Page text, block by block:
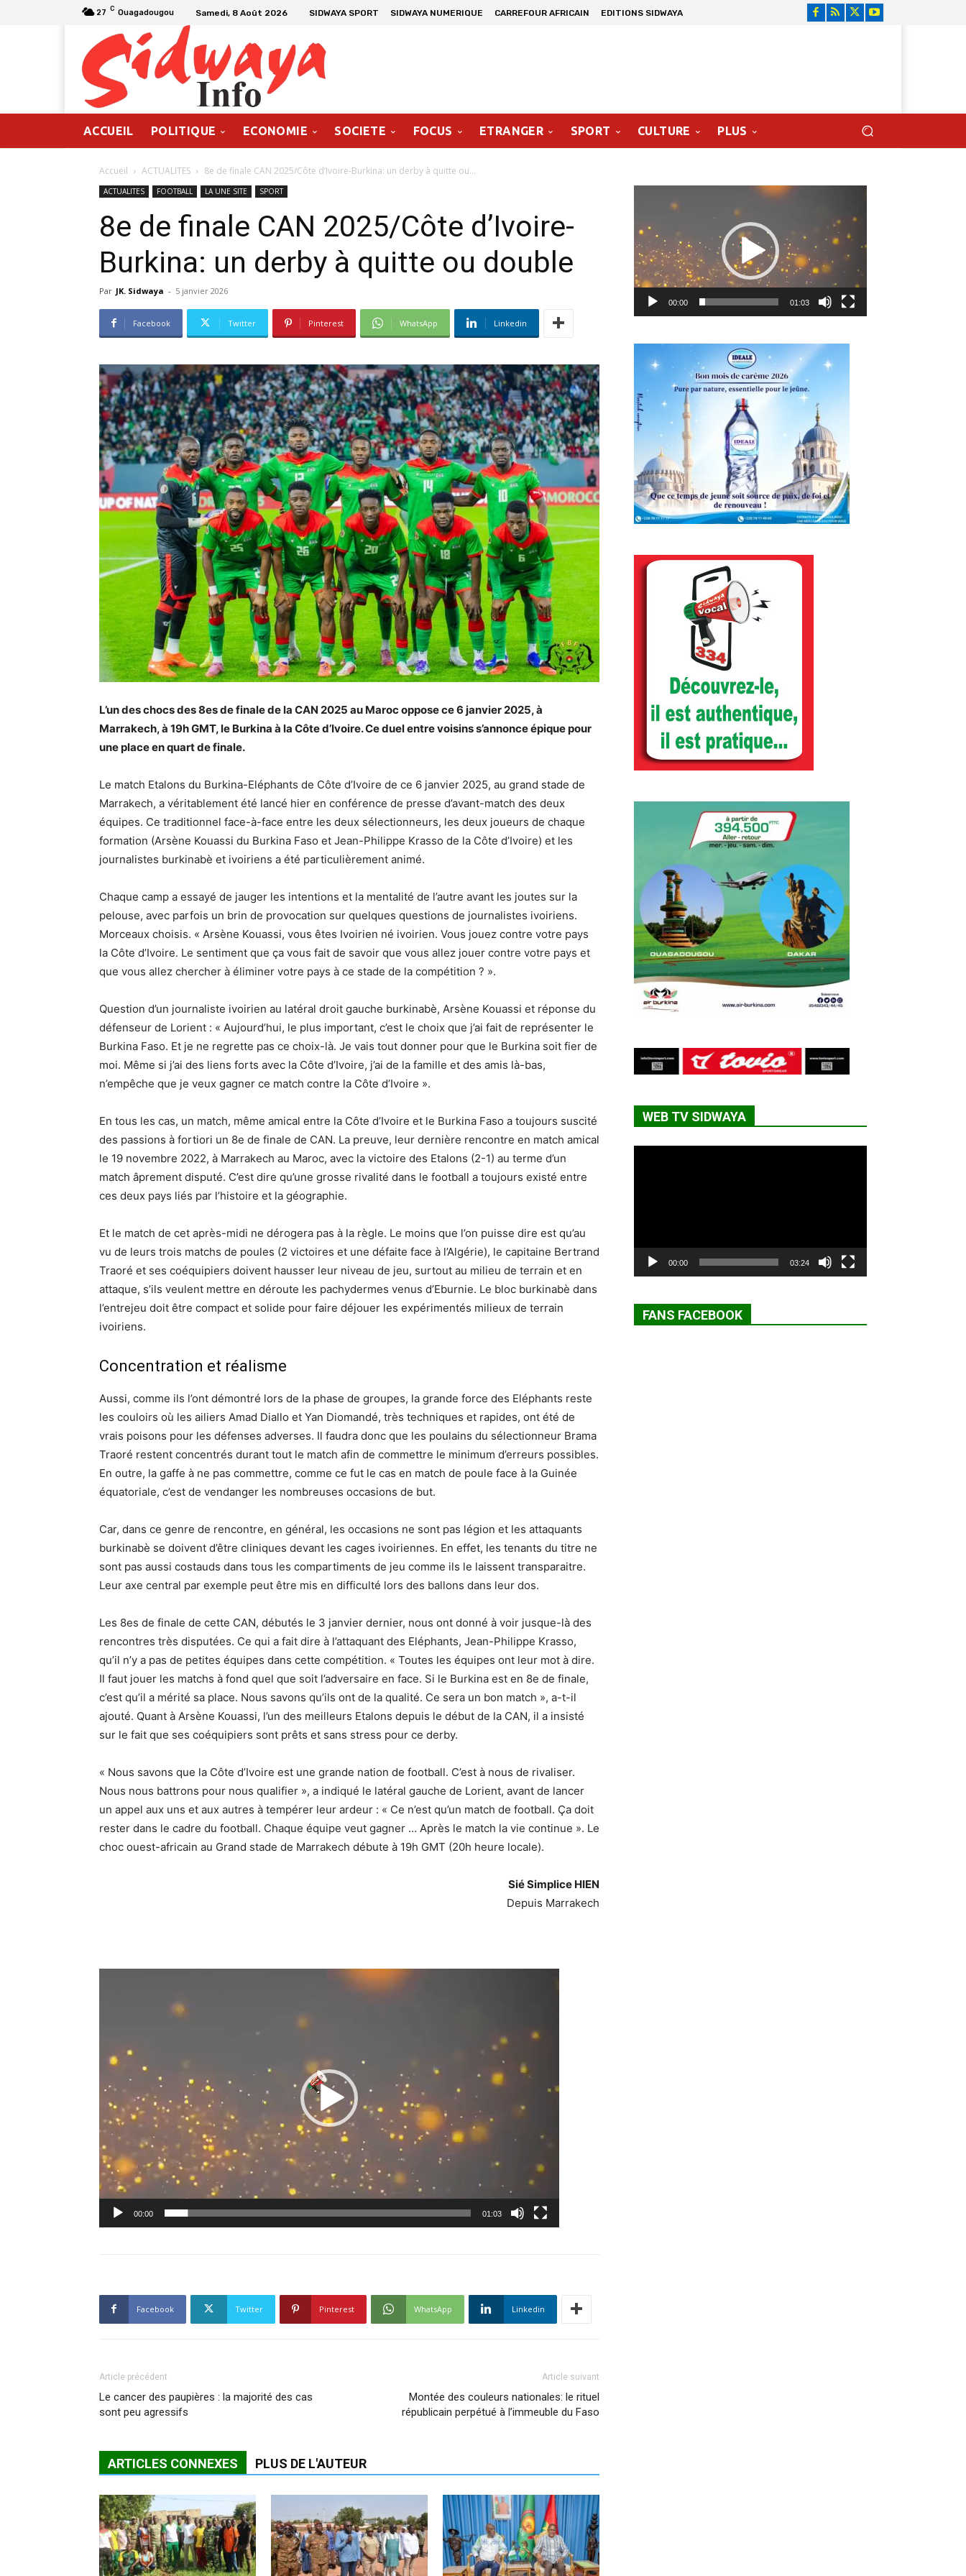
27 C Ouagadougou Samedi, 8 Août 2026 SIDWAYA SPORT SIDWAYA NUMERIQUE CARREFOUR AFRICAIN EDITIONS SIDWAYA
ACCUEIL POLITIQUE ECONOMIE SOCIETE FOCUS ETRANGER SPORT CULTURE PLUS
Accueil ACTUALITES 8e de finale CAN 2025/Côte d’Ivoire-Burkina: un derby à quitte ou...
ACTUALITES FOOTBALL LA UNE SITE SPORT
8e de finale CAN 2025/Côte d’Ivoire-
Burkina: un derby à quitte ou double
Par JK. Sidwaya - 5 janvier 2026
Facebook Twitter Pinterest WhatsApp Linkedin
L’un des chocs des 8es de finale de la CAN 2025 au Maroc oppose ce 6 janvier 2025, à
Marrakech, à 19h GMT, le Burkina à la Côte d’Ivoire. Ce duel entre voisins s’annonce épique pour
une place en quart de finale.
Le match Etalons du Burkina-Eléphants de Côte d’Ivoire de ce 6 janvier 2025, au grand stade de
Marrakech, a véritablement été lancé hier en conférence de presse d’avant-match des deux
équipes. Ce traditionnel face-à-face entre les deux sélectionneurs, les deux joueurs de chaque
formation (Arsène Kouassi du Burkina Faso et Jean-Philippe Krasso de la Côte d’Ivoire) et les
journalistes burkinabè et ivoiriens a été particulièrement animé.
Chaque camp a essayé de jauger les intentions et la mentalité de l’autre avant les joutes sur la
pelouse, avec parfois un brin de provocation sur quelques questions de journalistes ivoiriens.
Morceaux choisis. « Arsène Kouassi, vous êtes Ivoirien né ivoirien. Vous jouez contre votre pays
la Côte d’Ivoire. Le sentiment que ça vous fait de savoir que vous allez jouer contre votre pays et
que vous allez chercher à éliminer votre pays à ce stade de la compétition ? ».
Question d’un journaliste ivoirien au latéral droit gauche burkinabè, Arsène Kouassi et réponse du
défenseur de Lorient : « Aujourd’hui, le plus important, c’est le choix que j’ai fait de représenter le
Burkina Faso. Et je ne regrette pas ce choix-là. Je vais tout donner pour que le Burkina soit fier de
moi. Même si j’ai des liens forts avec la Côte d’Ivoire, j’ai de la famille et des amis là-bas,
n’empêche que je veux gagner ce match contre la Côte d’Ivoire ».
En tous les cas, un match, même amical entre la Côte d’Ivoire et le Burkina Faso a toujours suscité
des passions à fortiori un 8e de finale de CAN. La preuve, leur dernière rencontre en match amical
le 19 novembre 2022, à Marrakech au Maroc, avec la victoire des Etalons (2-1) au terme d’un
match âprement disputé. C’est dire qu’une grosse rivalité dans le football a toujours existé entre
ces deux pays liés par l’histoire et la géographie.
Et le match de cet après-midi ne dérogera pas à la règle. Le moins que l’on puisse dire est qu’au
vu de leurs trois matchs de poules (2 victoires et une défaite face à l’Algérie), le capitaine Bertrand
Traoré et ses coéquipiers doivent hausser leur niveau de jeu, surtout au milieu de terrain et en
attaque, s’ils veulent mettre en déroute les pachydermes venus d’Eburnie. Le bloc burkinabè dans
l’entrejeu doit être compact et solide pour faire déjouer les expérimentés milieux de terrain
ivoiriens.
Concentration et réalisme
Aussi, comme ils l’ont démontré lors de la phase de groupes, la grande force des Eléphants reste
les couloirs où les ailiers Amad Diallo et Yan Diomandé, très techniques et rapides, ont été de
vrais poisons pour les défenses adverses. Il faudra donc que les poulains du sélectionneur Brama
Traoré restent concentrés durant tout le match afin de commettre le minimum d’erreurs possibles.
En outre, la gaffe à ne pas commettre, comme ce fut le cas en match de poule face à la Guinée
équatoriale, c’est de vendanger les nombreuses occasions de but.
Car, dans ce genre de rencontre, en général, les occasions ne sont pas légion et les attaquants
burkinabè se doivent d’être cliniques devant les cages ivoiriennes. En effet, les tenants du titre ne
sont pas aussi costauds dans tous les compartiments de jeu comme ils le laissent transparaitre.
Leur axe central par exemple peut être mis en difficulté lors des ballons dans leur dos.
Les 8es de finale de cette CAN, débutés le 3 janvier dernier, nous ont donné à voir jusque-là des
rencontres très disputées. Ce qui a fait dire à l’attaquant des Eléphants, Jean-Philippe Krasso,
qu’il n’y a pas de petites équipes dans cette compétition. « Toutes les équipes ont leur mot à dire.
Il faut jouer les matchs à fond quel que soit l’adversaire en face. Si le Burkina est en 8e de finale,
c’est qu’il a mérité sa place. Nous savons qu’ils ont de la qualité. Ce sera un bon match », a-t-il
ajouté. Quant à Arsène Kouassi, l’un des meilleurs Etalons depuis le début de la CAN, il a insisté
sur le fait que ses coéquipiers sont prêts et sans stress pour ce derby.
« Nous savons que la Côte d’Ivoire est une grande nation de football. C’est à nous de rivaliser.
Nous nous battrons pour nous qualifier », a indiqué le latéral gauche de Lorient, avant de lancer
un appel aux uns et aux autres à tempérer leur ardeur : « Ce n’est qu’un match de football. Ça doit
rester dans le cadre du football. Chaque équipe veut gagner … Après le match la vie continue ». Le
choc ouest-africain au Grand stade de Marrakech débute à 19h GMT (20h heure locale).
Sié Simplice HIEN
Depuis Marrakech
Lecteur
00:00 01:03
Facebook Twitter Pinterest WhatsApp Linkedin
Article précédent
Le cancer des paupières : la majorité des cas
sont peu agressifs
Article suivant
Montée des couleurs nationales: le rituel
républicain perpétué à l’immeuble du Faso
ARTICLES CONNEXES PLUS DE L'AUTEUR
00:00 01:03
WEB TV SIDWAYA
00:00 03:24
FANS FACEBOOK